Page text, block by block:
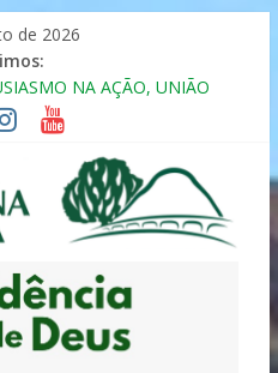
de 2026
NA AÇÃO, UNIÃO
e Relacionamento com